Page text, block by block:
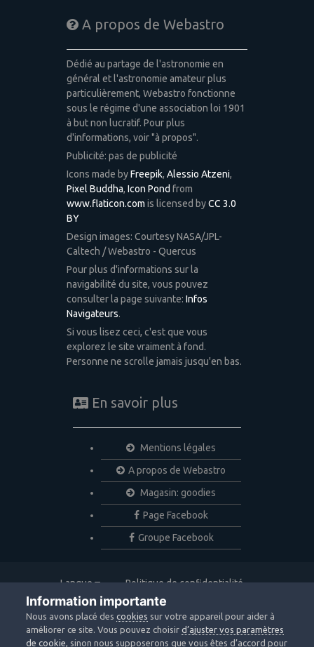
A propos de Webastro
Dédié au partage de l'astronomie en
général et l'astronomie amateur plus
particulièrement, Webastro fonctionne
sous le régime d'une association loi 1901
à but non lucratif. Pour plus
d'informations, voir "à propos".
Publicité: pas de publicité
Icons made byFreepik, Alessio Atzeni,
Pixel Buddha, Icon Pond from
www.flaticon.com is licensed byCC 3.0
BY
Design images: Courtesy NASA/JPL-
Caltech / Webastro - Quercus
Pour plus d'informations sur la
navigabilité du site, vous pouvez
consulter la page suivante: Infos
Navigateurs.
Si vous lisez ceci, c'est que vous
explorez le site vraiment à fond.
Personne ne scrolle jamais jusqu'en bas.
En savoir plus
Mentions légales
A propos de Webastro
Magasin: goodies
Page Facebook
Groupe Facebook
Langue
Politique de confidentialité
Nous contacter
Copyright © 2020 Webastro
Powered by Invision Community
Information importante
Nous avons placé descookies sur votre appareil pour aider à
améliorer ce site. Vous pouvez choisird’ajuster vos paramètres
de cookie, sinon nous supposerons que vous êtes d’accord pour